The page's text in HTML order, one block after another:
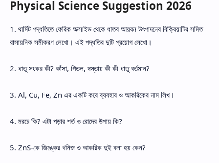
Physical Science Suggestion 2026
1. থার্মিট পদ্ধতিতে ফেরিক অক্সাইড থেকে ধাতব আয়রন উৎপাদনের বিক্রিয়াটির সমিত
রাসায়নিক সমীকরণ লেখো। এই পদ্ধতির দুটি প্রয়োগ লেখো।
2. ধাতু সংকর কী? কাঁসা, পিতল, দস্তায় কী কী ধাতু বর্তমান?
3. Al, Cu, Fe, Zn এর একটি করে ব্যবহার ও আকরিকের নাম লিখ।
4. মরচে কি? এটা পড়ার শর্ত ও রোদের উপায় কি?
5. ZnS-কে জিঙ্কের খনিজ ও আকরিক দুই বলা হয় কেন?